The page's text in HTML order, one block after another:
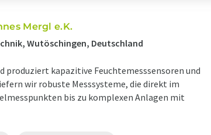
Mergl e.K.
Wutöschingen, Deutschland
kapazitive Feuchtemesssensoren und
wir robuste Messsysteme, die direkt im
bis zu komplexen Anlagen mit